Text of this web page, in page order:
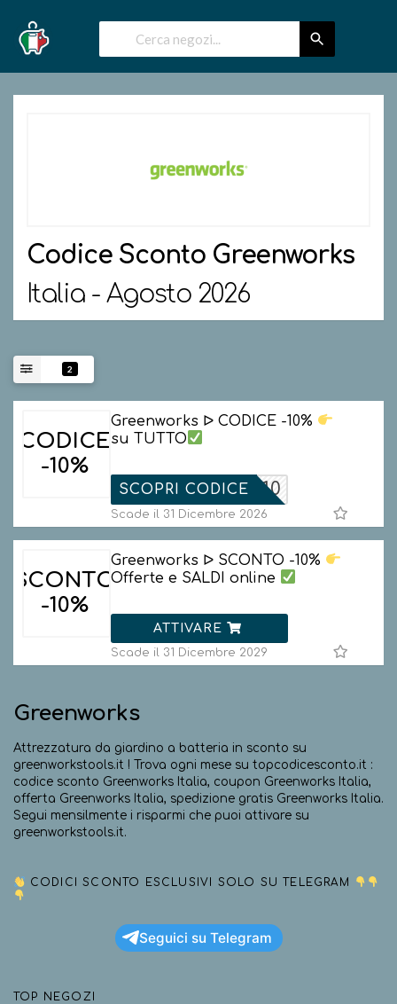
Codice Sconto Greenworks
Italia - Agosto 2026
2
CODICE
-10%
Greenworks ᐅ CODICE -10%
su TUTTO
ELCOME10
SCOPRI CODICE
Scade il 31 Dicembre 2026
SCONTO
-10%
Greenworks ᐅ SCONTO -10%
Offerte e SALDI online
ATTIVARE
Scade il 31 Dicembre 2029
Greenworks
Attrezzatura da giardino a batteria in sconto su
greenworkstools.it ! Trova ogni mese su topcodicesconto.it :
codice sconto Greenworks Italia, coupon Greenworks Italia,
offerta Greenworks Italia, spedizione gratis Greenworks Italia.
Segui mensilmente i risparmi che puoi attivare su
greenworkstools.it.
CODICI SCONTO ESCLUSIVI SOLO SU TELEGRAM
Seguici su Telegram
TOP NEGOZI